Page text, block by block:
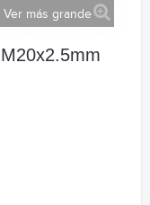
Ver más grande